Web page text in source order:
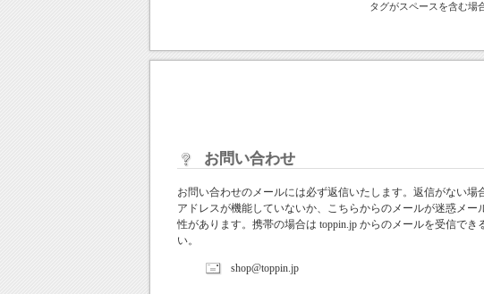
タグがスペースを含む場
お問い合わせ
お問い合わせのメールには必ず返信いたします。返信がない場
アドレスが機能していないか、こちらからのメールが迷惑メー
性があります。携帯の場合は toppin.jp からのメールを受信でき
い。
shop@toppin.jp